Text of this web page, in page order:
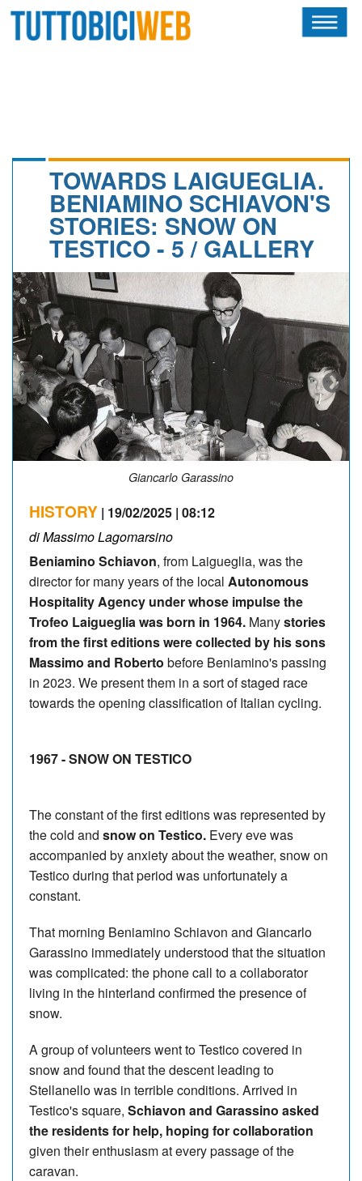
CALENDARIO
ALBI D'ORO
NEWSLETTER
TOWARDS LAIGUEGLIA.
BENIAMINO SCHIAVON'S
STORIES: SNOW ON
TESTICO - 5 / GALLERY
Il passaggio della corsa sul Testico innevato
HISTORY | 19/02/2025 | 08:12
di Massimo Lagomarsino
Beniamino Schiavon, from Laigueglia, was the
director for many years of the local Autonomous
Hospitality Agency under whose impulse the
Trofeo Laigueglia was born in 1964. Manystories
from the first editions were collected by his sons
Massimo and Roberto before Beniamino's passing
in 2023. We present them in a sort of staged race
towards the opening classification of Italian cycling.
1967 - SNOW ON TESTICO
The constant of the first editions was represented by
the cold and snow on Testico. Every eve was
accompanied by anxiety about the weather, snow on
Testico during that period was unfortunately a
constant.
That morning Beniamino Schiavon and Giancarlo
Garassino immediately understood that the situation
was complicated: the phone call to a collaborator
living in the hinterland confirmed the presence of
snow.
A group of volunteers went to Testico covered in
snow and found that the descent leading to
Stellanello was in terrible conditions. Arrived in
Testico's square, Schiavon and Garassino asked
the residents for help, hoping for collaboration
given their enthusiasm at every passage of the
caravan.